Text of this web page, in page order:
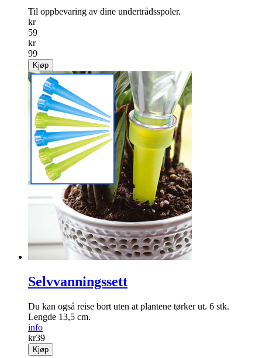
Til oppbevaring av dine undertrådsspoler.
kr
59
kr
99
Kjøp
Selvvanningssett
Du kan også reise bort uten at plantene tørker ut. 6 stk.
Lengde 13,5 cm.
info
kr39
Kjøp